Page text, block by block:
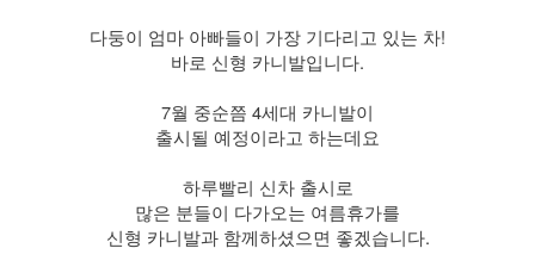
​ 다둥이 엄마 아빠들이 가장 기다리고 있는 차!
바로 신형 카니발입니다.
​ 7월 중순쯤 4세대 카니발이
출시될 예정이라고 하는데요
​ 하루빨리 신차 출시로
많은 분들이 다가오는 여름휴가를
신형 카니발과 함께하셨으면 좋겠습니다.